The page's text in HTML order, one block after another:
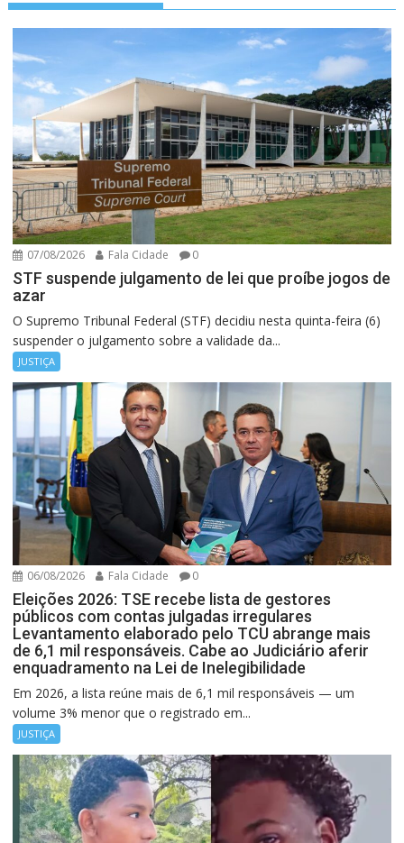
07/08/2026 Fala Cidade 0
STF suspende julgamento de lei que proíbe jogos de
azar
O Supremo Tribunal Federal (STF) decidiu nesta quinta-feira (6)
suspender o julgamento sobre a validade da...
JUSTIÇA
06/08/2026 Fala Cidade 0
Eleições 2026: TSE recebe lista de gestores
públicos com contas julgadas irregulares
Levantamento elaborado pelo TCU abrange mais
de 6,1 mil responsáveis. Cabe ao Judiciário aferir
enquadramento na Lei de Inelegibilidade
Em 2026, a lista reúne mais de 6,1 mil responsáveis — um
volume 3% menor que o registrado em...
JUSTIÇA